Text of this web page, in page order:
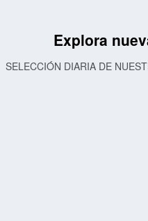
Explora
SELECCIÓN DIARIA DE